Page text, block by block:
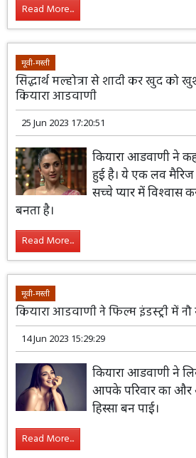
Read More...
मूवी-मस्ती
सिद्धार्थ मल्होत्रा से शादी कर खुद को
कियारा आडवाणी
25 Jun 2023 17:20:51
कियारा आडवाणी ने
हुई है। ये एक लव मैरिज
सच्चे प्यार में विश्वास
बनता है।
Read More...
मूवी-मस्ती
कियारा आडवाणी ने फिल्म इंडस्ट्री में
14 Jun 2023 15:29:29
कियारा आडवाणी ने
आपके परिवार का और
हिस्सा बन पाई।
Read More...